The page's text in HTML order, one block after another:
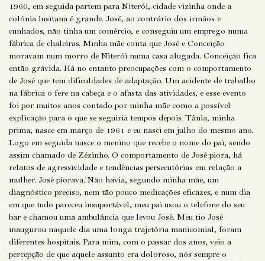
1960, em seguida partem para Niterói, cidade vizinha onde a
colónia lusitana é grande. José, ao contrário dos irmãos e
cunhados, não tinha um comércio, e conseguiu um emprego numa
fábrica de chaleiras. Minha mãe conta que José e Conceição
moravam num morro de Niterói numa casa alugada. Conceição fica
então grávida. Há no entanto preocupações com o comportamento
de José que tem dificuldades de adaptação. Um acidente de trabalho
na fábrica o fere na cabeça e o afasta das atividades, e esse evento
foi por muitos anos contado por minha mãe como a possível
explicação para o que se seguiria tempos depois. Tânia, minha
prima, nasce em março de 1961 e eu nasci em julho do mesmo ano.
Logo em seguida nasce o menino que recebe o nome do pai, sendo
assim chamado de Zézinho. O comportamento de José piora, há
relatos de agressividade e tendências persecutórias em relação a
mulher. José piorava. Não havia, segundo minha mãe, um
diagnóstico preciso, nem tão pouco medicações eficazes, e num dia
em que tudo pareceu insuportável, meu pai usou o telefone do seu
bar e chamou uma ambulância que levou José. Meu tio José
inaugurou naquele dia uma longa trajetória manicomial, foram
diferentes hospitais. Para mim, com o passar dos anos, veio a
percepção de que aquele assunto era doloroso, nós sempre o